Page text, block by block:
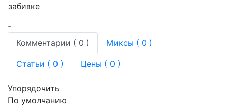
забивке
-
Комментарии ( 0 ) Миксы ( 0 )
Статьи ( 0 ) Цены ( 0 )
Упорядочить
По умолчанию